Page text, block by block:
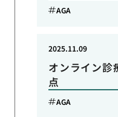
AGA
オンライン診
点
2025.11.09
AGA